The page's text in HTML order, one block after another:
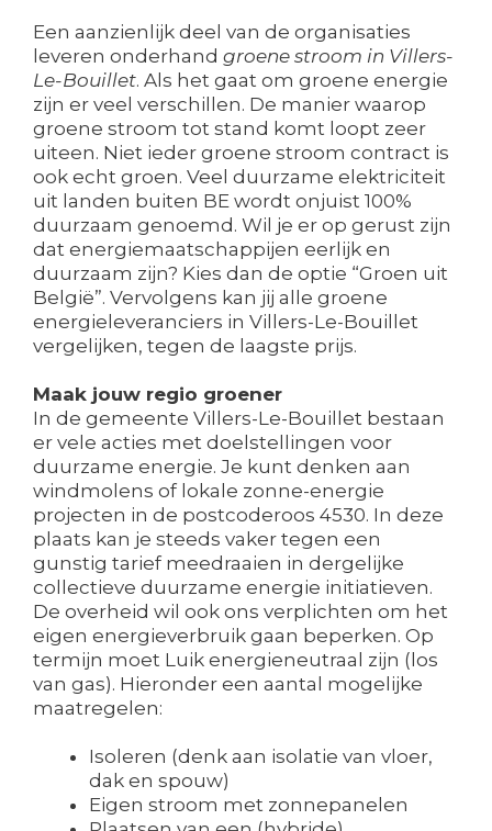
Een aanzienlijk deel van de organisaties
leveren onderhand groene stroom in Villers-
Le-Bouillet. Als het gaat om groene energie
zijn er veel verschillen. De manier waarop
groene stroom tot stand komt loopt zeer
uiteen. Niet ieder groene stroom contract is
ook echt groen. Veel duurzame elektriciteit
uit landen buiten BE wordt onjuist 100%
duurzaam genoemd. Wil je er op gerust zijn
dat energiemaatschappijen eerlijk en
duurzaam zijn? Kies dan de optie “Groen uit
België”. Vervolgens kan jij alle groene
energieleveranciers in Villers-Le-Bouillet
vergelijken, tegen de laagste prijs.
Maak jouw regio groener
In de gemeente Villers-Le-Bouillet bestaan
er vele acties met doelstellingen voor
duurzame energie. Je kunt denken aan
windmolens of lokale zonne-energie
projecten in de postcoderoos 4530. In deze
plaats kan je steeds vaker tegen een
gunstig tarief meedraaien in dergelijke
collectieve duurzame energie initiatieven.
De overheid wil ook ons verplichten om het
eigen energieverbruik gaan beperken. Op
termijn moet Luik energieneutraal zijn (los
van gas). Hieronder een aantal mogelijke
maatregelen:
Isoleren (denk aan isolatie van vloer,
dak en spouw)
Eigen stroom met zonnepanelen